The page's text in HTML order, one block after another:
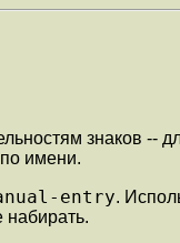
знаков --
имени.
entry.